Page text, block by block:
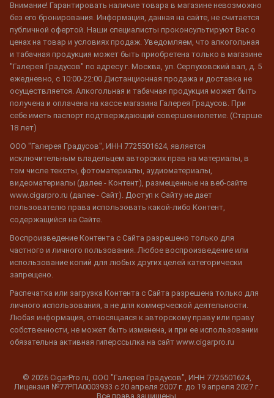
Внимание! Гарантировать наличие товара в магазине невозможно
без его бронирования. Информация, данная на сайте, не считается
публичной офертой. Наши специалисты проконсультируют Вас о
ценах на товар и условиях продаж. Уведомляем, что алкогольная
и табачная продукция может быть приобретена только в магазине
"Галерея Градусов" по адресу г. Москва, ул. Серпуховский вал, д. 5
ежедневно, с 10:00-22:00 Дистанционная продажа и доставка не
осуществляется. Алкогольная и табачная продукция может быть
получена и оплачена на кассе магазина Галерея Градусов. При
себе иметь паспорт подтверждающий совершеннолетие. (Старше
18 лет)
ООО "Галерея Градусов", ИНН 7725501624, является
исключительным владельцем авторских прав на материалы, в
том числе тексты, фотоматериалы, аудиоматериалы,
видеоматериалы (далее - Контент), размещенные на веб-сайте
www.cigarpro.ru (далее - Сайт). Доступ к Сайту не дает
пользователю права использовать какой-либо Контент,
содержащийся на Сайте.
Воспроизведение Контента с Сайта разрешено только для
частного и личного пользования. Любое воспроизведение или
использование копий для любых других целей категорически
запрещено.
Распечатка или загрузка Контента с Сайта разрешена только для
личного использования, а не для коммерческой деятельности.
Любая информация, относящаяся к авторскому праву или праву
собственности, не может быть изменена, и при ее использовании
обязательна активная гиперссылка на сайт www.cigarpro.ru
© 2026 CigarPro.ru, ООО "Галерея Градусов", ИНН 7725501624,
Лицензия №77РПА0003933 c 20 апреля 2007 г. до 19 апреля 2027 г.
Все права защищены.